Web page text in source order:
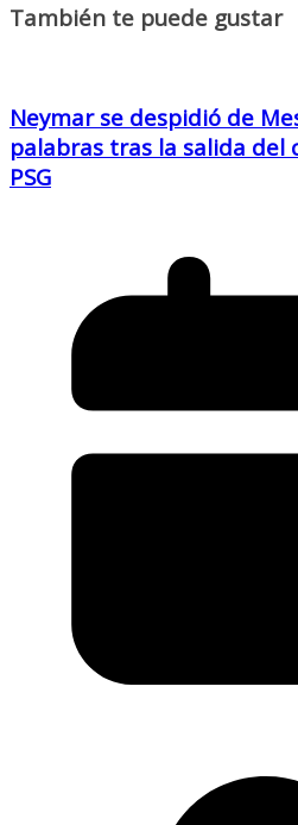
También te puede gustar
Neymar se despidió de
palabras tras la salida del
PSG